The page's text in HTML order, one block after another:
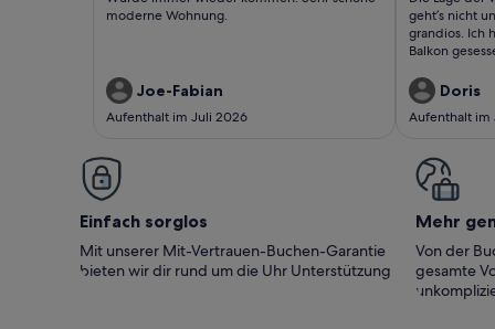
bewertungen)
moderne Wohnung.
Joe-Fabian
Aufenthalt im Juli 2026
das
Ich ha..
geht’s nicht
grandios. Ich
Balkon
ganz
Wohnung ist
Meinung
das die sehr
Tee kochen,
Schublade
Platz, um sie
Schrank
kleiner als
wichtig, weil
Doris
Aufenthalt im
Einfach sorglos
Mit unserer Mit-Vertrauen-Buchen-Garantie
bieten wir dir rund um die Uhr Unterstützung
Mehr
Von der
gesamte